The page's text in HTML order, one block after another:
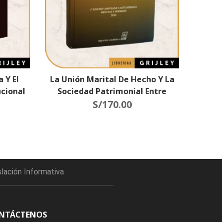
Y El
La Unión Marital De Hecho Y La
Sociedad Patrimonial Entre
Compañeros Permanentes
S/170.00
Informativa